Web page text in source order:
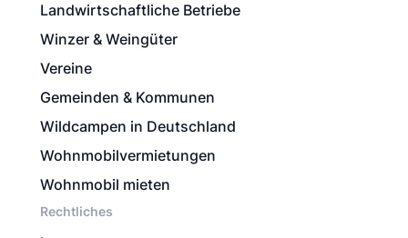
Landwirtschaftliche Betriebe
Winzer & Weingüter
Vereine
Gemeinden & Kommunen
Wildcampen in Deutschland
Wohnmobilvermietungen
Wohnmobil mieten
Rechtliches